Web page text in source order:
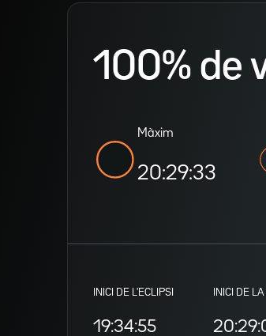
100% de
Màxim
20:29:33
INICI DE L'ECLIPSI
19:34:55
INICI DE LA